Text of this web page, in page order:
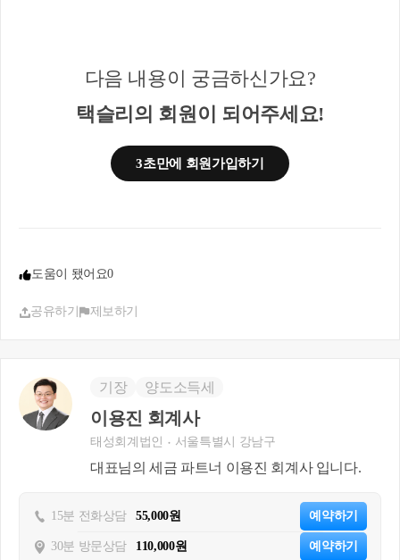
3. 그 후 B주택을 가지고 있는 상태에서 비조정지역
주택으로적용되는건가요?
12이전 상속개시일이라면 2020.08.12이후 5년동안 주
택수 제외됩니다
다음 내용이 궁금하신가요?
택슬리의 회원이 되어주세요!
3초만에 회원가입하기
도움이 됐어요0
공유하기 제보하기
기장 양도소득세
이용진 회계사
태성회계법인 서울특별시 강남구
대표님의 세금 파트너 이용진 회계사 입니다.
15분 전화상담 55,000원 예약하기
30분 방문상담 110,000원 예약하기